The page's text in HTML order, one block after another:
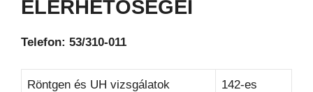
ELÉRHETŐSÉGEI
Telefon: 53/310-011
Röntgen és UH vizsgálatok
142-es